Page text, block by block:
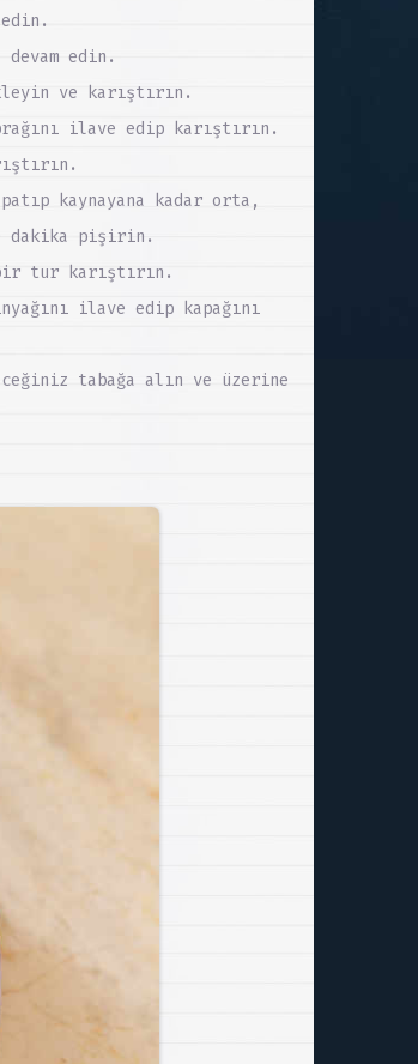
edin.
ve karıştırın.
ilave edip karıştırın.
kaynayana kadar orta,
dakika pişirin.
tur karıştırın.
ilave edip kapağını
tabağa alın ve üzerine